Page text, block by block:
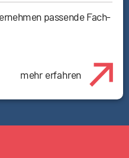
passende Fach-
mehr erfahren